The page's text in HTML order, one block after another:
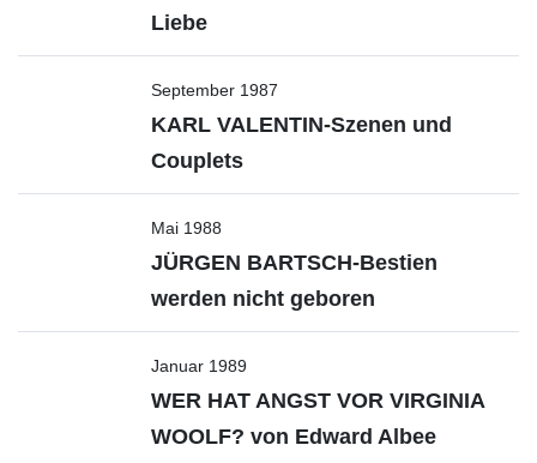
Liebe
September 1987
KARL VALENTIN-Szenen und
Couplets
Mai 1988
JÜRGEN BARTSCH-Bestien
werden nicht geboren
Januar 1989
WER HAT ANGST VOR VIRGINIA
WOOLF? von Edward Albee